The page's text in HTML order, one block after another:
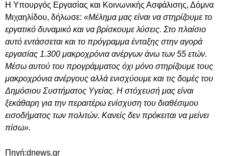
Η Υπουργός Εργασίας και Κοινωνικής Ασφάλισης, Δόμνα
Μιχαηλίδου, δήλωσε: «Μέλημα μας είναι να στηρίζουμε το
εργατικό δυναμικό και να βρίσκουμε λύσεις. Στο πλαίσιο
αυτό εντάσσεται και το πρόγραμμα ένταξης στην αγορά
εργασίας 1.300 μακροχρόνια ανέργων άνω των 55 ετών.
Μέσω αυτού του προγράμματος όχι μόνο στηρίζουμε τους
μακροχρόνια ανέργους αλλά ενισχύουμε και τις δομές του
Δημόσιου Συστήματος Υγείας. Η στόχευσή μας είναι
ξεκάθαρη για την περαιτέρω ενίσχυση του διαθέσιμου
εισοδήματος των πολιτών. Κανείς δεν πρόκειται να μείνει
πίσω».
Πηγή:dnews.gr